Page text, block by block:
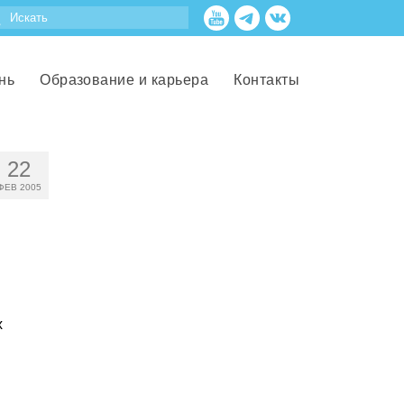
Образование и карьера Контакты
22
2005